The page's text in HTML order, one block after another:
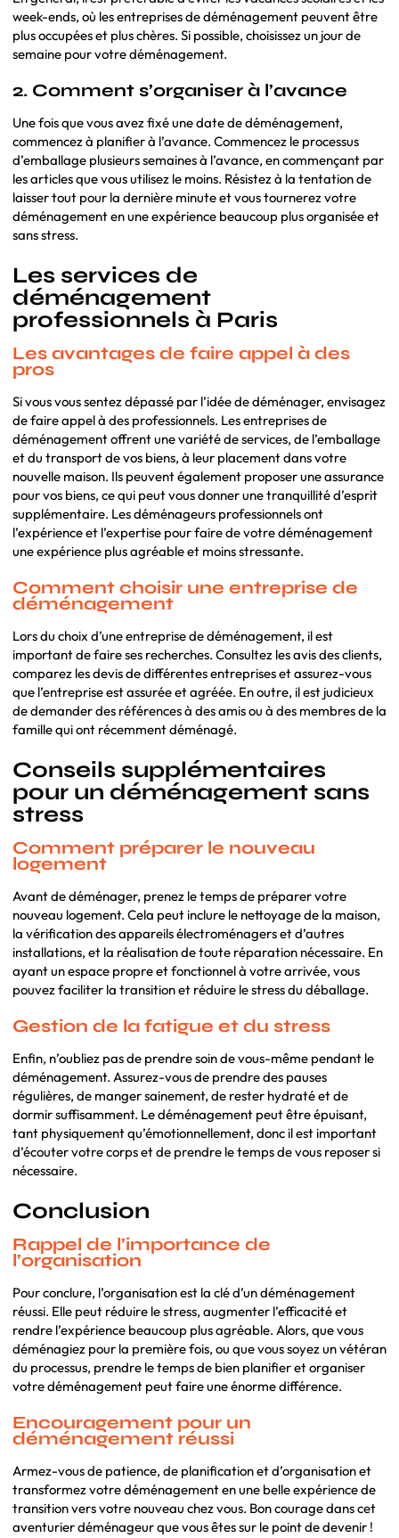
week-ends, où les entreprises de déménagement peuvent être
plus occupées et plus chères. Si possible, choisissez un jour de
semaine pour votre déménagement.
2. Comment s’organiser à l’avance
Une fois que vous avez fixé une date de déménagement,
commencez à planifier à l’avance. Commencez le processus
d’emballage plusieurs semaines à l’avance, en commençant par
les articles que vous utilisez le moins. Résistez à la tentation de
laisser tout pour la dernière minute et vous tournerez votre
déménagement en une expérience beaucoup plus organisée et
sans stress.
Les services de
déménagement
professionnels à Paris
Les avantages de faire appel à des
pros
Si vous vous sentez dépassé par l’idée de déménager, envisagez
de faire appel à des professionnels. Les entreprises de
déménagement offrent une variété de services, de l’emballage
et du transport de vos biens, à leur placement dans votre
nouvelle maison. Ils peuvent également proposer une assurance
pour vos biens, ce qui peut vous donner une tranquillité d’esprit
supplémentaire. Les déménageurs professionnels ont
l’expérience et l’expertise pour faire de votre déménagement
une expérience plus agréable et moins stressante.
Comment choisir une entreprise de
déménagement
Lors du choix d’une entreprise de déménagement, il est
important de faire ses recherches. Consultez les avis des clients,
comparez les devis de différentes entreprises et assurez-vous
que l’entreprise est assurée et agréée. En outre, il est judicieux
de demander des références à des amis ou à des membres de la
famille qui ont récemment déménagé.
Conseils supplémentaires
pour un déménagement sans
stress
Comment préparer le nouveau
logement
Avant de déménager, prenez le temps de préparer votre
nouveau logement. Cela peut inclure le nettoyage de la maison,
la vérification des appareils électroménagers et d’autres
installations, et la réalisation de toute réparation nécessaire. En
ayant un espace propre et fonctionnel à votre arrivée, vous
pouvez faciliter la transition et réduire le stress du déballage.
Gestion de la fatigue et du stress
Enfin, n’oubliez pas de prendre soin de vous-même pendant le
déménagement. Assurez-vous de prendre des pauses
régulières, de manger sainement, de rester hydraté et de
dormir suffisamment. Le déménagement peut être épuisant,
tant physiquement qu’émotionnellement, donc il est important
d’écouter votre corps et de prendre le temps de vous reposer si
nécessaire.
Conclusion
Rappel de l’importance de
l’organisation
Pour conclure, l’organisation est la clé d’un déménagement
réussi. Elle peut réduire le stress, augmenter l’efficacité et
rendre l’expérience beaucoup plus agréable. Alors, que vous
déménagiez pour la première fois, ou que vous soyez un vétéran
du processus, prendre le temps de bien planifier et organiser
votre déménagement peut faire une énorme différence.
Encouragement pour un
déménagement réussi
Armez-vous de patience, de planification et d’organisation et
transformez votre déménagement en une belle expérience de
transition vers votre nouveau chez vous. Bon courage dans cet
aventurier déménageur que vous êtes sur le point de devenir !